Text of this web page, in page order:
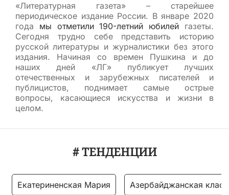
«Литературная газета» – старейшее
периодическое издание России. В январе 2020
года мы отметили 190-летний юбилей газеты.
Сегодня трудно себе представить историю
русской литературы и журналистики без этого
издания. Начиная со времен Пушкина и до
наших дней «ЛГ» публикует лучших
отечественных и зарубежных писателей и
публицистов, поднимает самые острые
вопросы, касающиеся искусства и жизни в
целом.
# ТЕНДЕНЦИИ
Екатериненская Мария Азербайджанская